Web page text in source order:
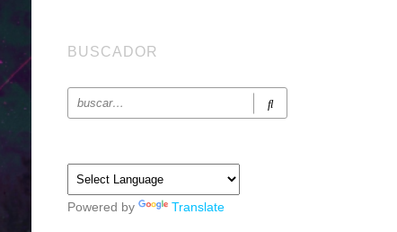
BUSCADOR
Powered by Translate